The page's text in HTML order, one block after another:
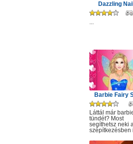
Dazzling
...
Barbie Fairy
Láttál már
tündét? Most
segíthetsz neki
szépítkezésben